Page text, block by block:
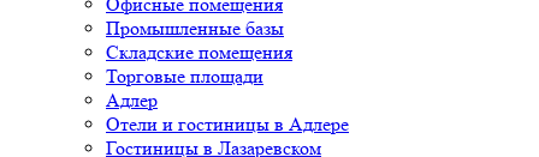
Промышленные базы
Складские помещения
Торговые площади
Адлер
Отели и гостиницы в Адлере
Гостиницы в Лазаревском